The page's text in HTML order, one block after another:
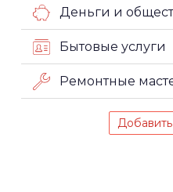
Деньги и
Бытовые услуги
Ремонтные